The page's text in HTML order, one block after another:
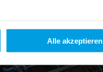
Alle akzeptieren